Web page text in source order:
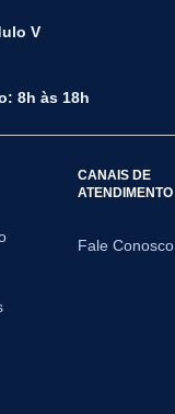
V
8h às 18h
CANAIS DE
ATENDIMENTO
Fale Conosco